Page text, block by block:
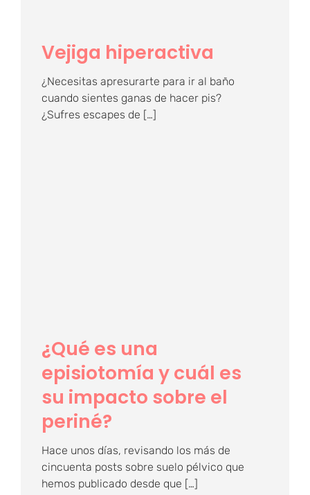
Vejiga hiperactiva
¿Necesitas apresurarte para ir al baño
cuando sientes ganas de hacer pis?
¿Sufres escapes de […]
¿Qué es una
episiotomía y cuál es
su impacto sobre el
periné?
Hace unos días, revisando los más de
cincuenta posts sobre suelo pélvico que
hemos publicado desde que […]